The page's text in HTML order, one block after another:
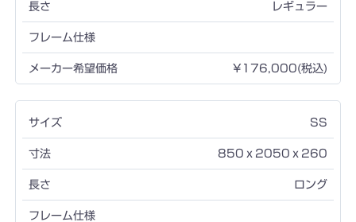
レギュラー
¥176,000(税込)
SS
850ｘ2050ｘ260
ロング